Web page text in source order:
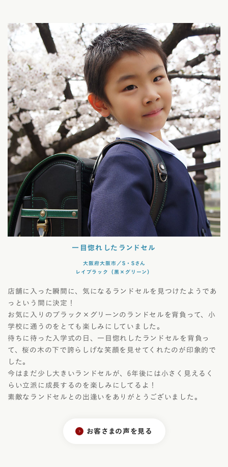
一目惚れしたランドセル
大阪府大阪市／S・Sさん
レイブラック（黒×グリーン）
店舗に入った瞬間に、気になるランドセルを見つけたようであ
っという間に決定！
お気に入りのブラック×グリーンのランドセルを背負って、小
学校に通うのをとても楽しみにしていました。
待ちに待った入学式の日、一目惚れしたランドセルを背負っ
て、桜の木の下で誇らしげな笑顔を見せてくれたのが印象的で
した。
今はまだ少し大きいランドセルが、6年後には小さく見えるく
らい立派に成長するのを楽しみにしてるよ！
素敵なランドセルとの出逢いをありがとうございました。
お客さまの声を見る